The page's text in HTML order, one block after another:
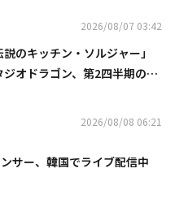
2026/08/07 03:42
説のキッチン・ソルジャー」
オドラゴン、第2四半期の売
2026/08/08 06:21
サー、韓国でライブ配信中